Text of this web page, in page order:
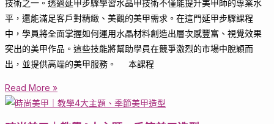
技術之一。透過延甲步驟學習水晶甲技術不僅能提升美甲師的專業水
平，還能滿足客戶對精緻、美觀的美甲需求。在這門延甲步驟課程
中，學員將全面掌握如何運用水晶材料創造出層次感豐富、視覺效果
突出的美甲作品。這些技能將幫助學員在競爭激烈的市場中脫穎而
出，並提供高端的美甲服務。 本課程
Read More »